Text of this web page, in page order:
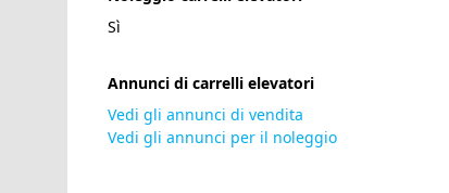
Sì
Annunci di carrelli elevatori
Vedi gli annunci di vendita
Vedi gli annunci per il noleggio